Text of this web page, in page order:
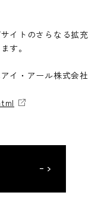
イトのさらなる拡充
す。
イ・アール株式会社